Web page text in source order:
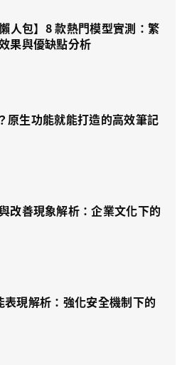
人包】8 款熱門模型實測：繁
果與優缺點分析
原生功能就能打造的高效筆記
改善現象解析：企業文化下的
現解析：強化安全機制下的